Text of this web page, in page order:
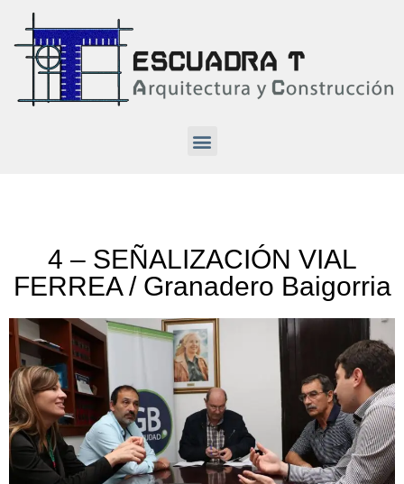
4 – SEÑALIZACIÓN VIAL
FERREA / Granadero Baigorria